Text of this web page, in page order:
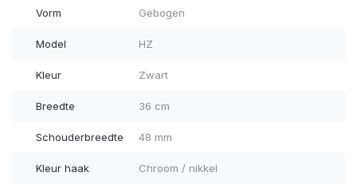
Vorm Gebogen
Model HZ
Kleur Zwart
Breedte 36 cm
Schouderbreedte 48 mm
Kleur haak Chroom / nikkel